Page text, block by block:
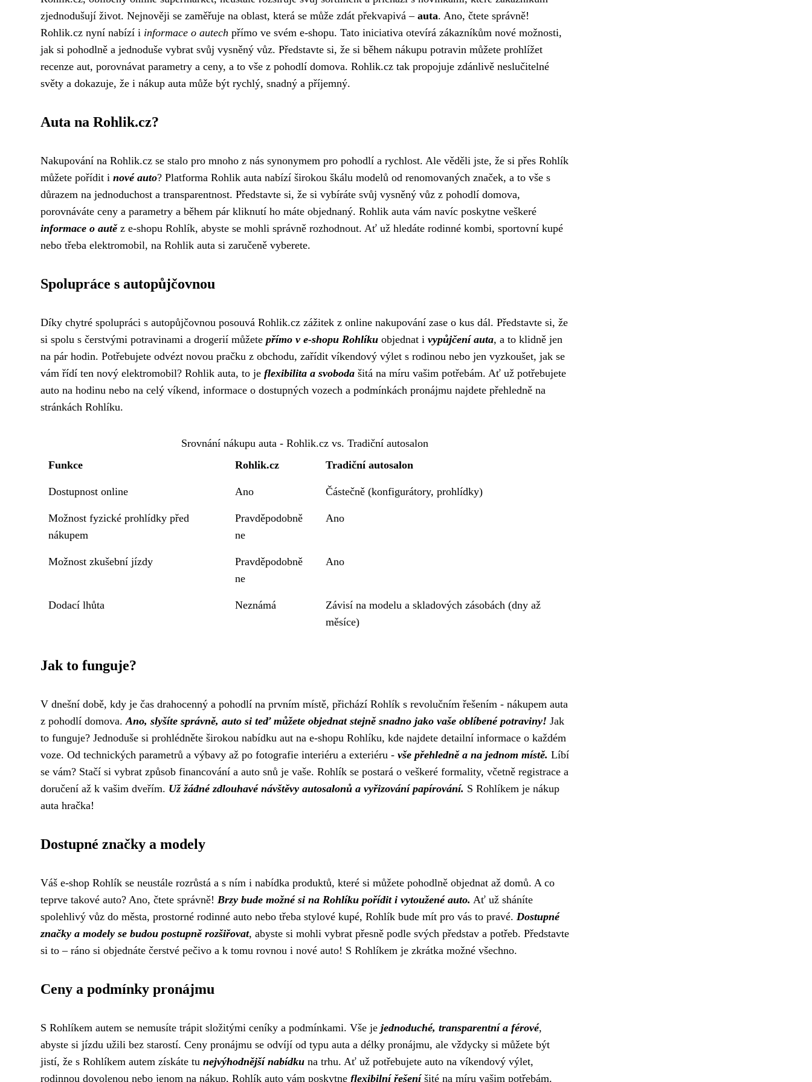
zjednodušují život. Nejnověji se zaměřuje na oblast, která se může zdát překvapivá – auta. Ano, čtete správně!
Rohlik.cz nyní nabízí i informace o autech přímo ve svém e-shopu. Tato iniciativa otevírá zákazníkům nové možnosti,
jak si pohodlně a jednoduše vybrat svůj vysněný vůz. Představte si, že si během nákupu potravin můžete prohlížet
recenze aut, porovnávat parametry a ceny, a to vše z pohodlí domova. Rohlik.cz tak propojuje zdánlivě neslučitelné
světy a dokazuje, že i nákup auta může být rychlý, snadný a příjemný.
Auta na Rohlik.cz?
Nakupování na Rohlik.cz se stalo pro mnoho z nás synonymem pro pohodlí a rychlost. Ale věděli jste, že si přes Rohlík
můžete pořídit i nové auto? Platforma Rohlik auta nabízí širokou škálu modelů od renomovaných značek, a to vše s
důrazem na jednoduchost a transparentnost. Představte si, že si vybíráte svůj vysněný vůz z pohodlí domova,
porovnáváte ceny a parametry a během pár kliknutí ho máte objednaný. Rohlik auta vám navíc poskytne veškeré
informace o autěz e-shopu Rohlík, abyste se mohli správně rozhodnout. Ať už hledáte rodinné kombi, sportovní kupé
nebo třeba elektromobil, na Rohlik auta si zaručeně vyberete.
Spolupráce s autopůjčovnou
Díky chytré spolupráci s autopůjčovnou posouvá Rohlik.cz zážitek z online nakupování zase o kus dál. Představte si, že
si spolu s čerstvými potravinami a drogerií můžete přímo v e-shopu Rohlíku objednat i vypůjčení auta, a to klidně jen
na pár hodin. Potřebujete odvézt novou pračku z obchodu, zařídit víkendový výlet s rodinou nebo jen vyzkoušet, jak se
vám řídí ten nový elektromobil? Rohlik auta, to je flexibilita a svoboda šitá na míru vašim potřebám. Ať už potřebujete
auto na hodinu nebo na celý víkend, informace o dostupných vozech a podmínkách pronájmu najdete přehledně na
stránkách Rohlíku.
Srovnání nákupu auta - Rohlik.cz vs. Tradiční autosalon
Funkce
Rohlik.cz Tradiční autosalon
Dostupnost online Ano Částečně (konfigurátory, prohlídky)
Možnost fyzické prohlídky před
nákupem
Pravděpodobně
ne
Ano
Možnost zkušební jízdy
Pravděpodobně
ne
Ano
Dodací lhůta Neznámá
Závisí na modelu a skladových zásobách (dny až
měsíce)
Jak to funguje?
V dnešní době, kdy je čas drahocenný a pohodlí na prvním místě, přichází Rohlík s revolučním řešením - nákupem auta
z pohodlí domova.Ano, slyšíte správně, auto si teď můžete objednat stejně snadno jako vaše oblíbené potraviny! Jak
to funguje? Jednoduše si prohlédněte širokou nabídku aut na e-shopu Rohlíku, kde najdete detailní informace o každém
voze. Od technických parametrů a výbavy až po fotografie interiéru a exteriéru - vše přehledně a na jednom místě. Líbí
se vám? Stačí si vybrat způsob financování a auto snů je vaše. Rohlík se postará o veškeré formality, včetně registrace a
doručení až k vašim dveřím. Už žádné zdlouhavé návštěvy autosalonů a vyřizování papírování. S Rohlíkem je nákup
auta hračka!
Dostupné značky a modely
Váš e-shop Rohlík se neustále rozrůstá a s ním i nabídka produktů, které si můžete pohodlně objednat až domů. A co
teprve takové auto? Ano, čtete správně! Brzy bude možné si na Rohlíku pořídit i vytoužené auto. Ať už sháníte
spolehlivý vůz do města, prostorné rodinné auto nebo třeba stylové kupé, Rohlík bude mít pro vás to pravé. Dostupné
značky a modely se budou postupně rozšiřovat, abyste si mohli vybrat přesně podle svých představ a potřeb. Představte
si to – ráno si objednáte čerstvé pečivo a k tomu rovnou i nové auto! S Rohlíkem je zkrátka možné všechno.
Ceny a podmínky pronájmu
S Rohlíkem autem se nemusíte trápit složitými ceníky a podmínkami. Vše je jednoduché, transparentní a férové,
abyste si jízdu užili bez starostí. Ceny pronájmu se odvíjí od typu auta a délky pronájmu, ale vždycky si můžete být
jistí, že s Rohlíkem autem získáte tu nejvýhodnější nabídku na trhu. Ať už potřebujete auto na víkendový výlet,
rodinnou dovolenou nebo jenom na nákup, Rohlík auto vám poskytne flexibilní řešeníšité na míru vašim potřebám.